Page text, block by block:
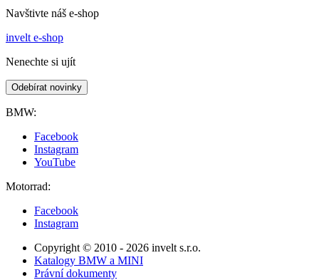
Navštivte náš e-shop
invelt e-shop
Nenechte si ujít
Odebírat novinky
BMW:
Facebook
Instagram
YouTube
Motorrad:
Facebook
Instagram
Copyright © 2010 - 2026 invelt s.r.o.
Katalogy BMW a MINI
Právní dokumenty